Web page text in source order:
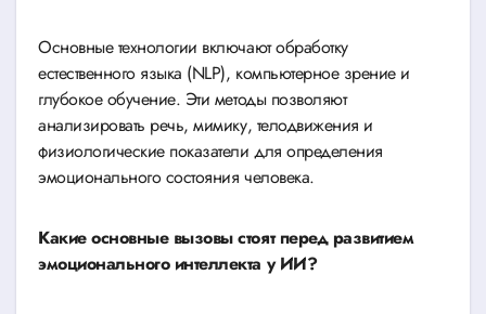
Основные технологии включают обработку
естественного языка (NLP), компьютерное зрение и
глубокое обучение. Эти методы позволяют
анализировать речь, мимику, телодвижения и
физиологические показатели для определения
эмоционального состояния человека.
Какие основные вызовы стоят перед развитием
эмоционального интеллекта у ИИ?